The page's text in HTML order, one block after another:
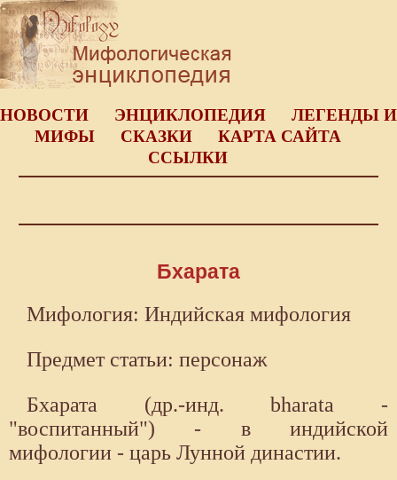
НОВОСТИ ЭНЦИКЛОПЕДИЯ
ЛЕГЕНДЫ И
МИФЫ
СКАЗКИ
КАРТА САЙТА
ССЫЛКИ
Бхарата
Мифология: Индийская мифология
Предмет статьи: персонаж
Бхарата (др.-инд. bharata -
"воспитанный") - в индийской
мифологии - царь Лунной династии.